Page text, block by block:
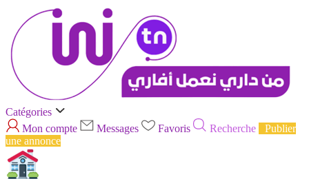
Catégories
Mon compte
Messages Favoris Recherche
Publier
une annonce